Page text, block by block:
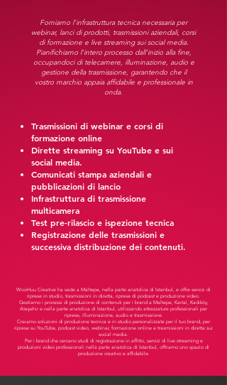
Forniamo l'infrastruttura tecnica necessaria per
webinar, lanci di prodotti, trasmissioni aziendali, corsi
di formazione e live streaming sui social media.
Pianifichiamo l'intero processo dall'inizio alla fine,
occupandoci di telecamere, illuminazione, audio e
gestione della trasmissione, garantendo che il
vostro marchio appaia affidabile e professionale in
onda.
Trasmissioni di webinar e corsi di
formazione online
Dirette streaming su YouTube e sui
social media.
Comunicati stampa aziendali e
pubblicazioni di lancio
Infrastruttura di trasmissione
multicamera
Test pre-rilascio e ispezione tecnica
Registrazione delle trasmissioni e
successiva distribuzione dei contenuti.
WooHuu Creative ha sede a Maltepe, nella parte anatolica di Istanbul, e offre servizi di
riprese in studio, trasmissioni in diretta, riprese di podcast e produzione video.
Gestiamo i processi di produzione di contenuti per i brand a Maltepe, Kartal, Kadıköy,
Ataşehir e nella parte anatolica di Istanbul, utilizzando attrezzature professionali per
riprese, illuminazione, audio e trasmissione.
Creiamo soluzioni di produzione tecnica e in studio personalizzate per il tuo brand, per
riprese su YouTube, podcast video, webinar, formazione online e trasmissioni in diretta sui
social media.
Per i brand che cercano studi di registrazione in affitto, servizi di live streaming e
produzioni video professionali nella parte anatolica di Istanbul, offriamo uno spazio di
produzione creativo e affidabile.